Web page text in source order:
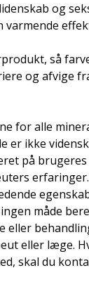
og
varmende
så
og afvige
for alle
er ikke
på
erfaringer.
måde
eller
eller læge.
skal du